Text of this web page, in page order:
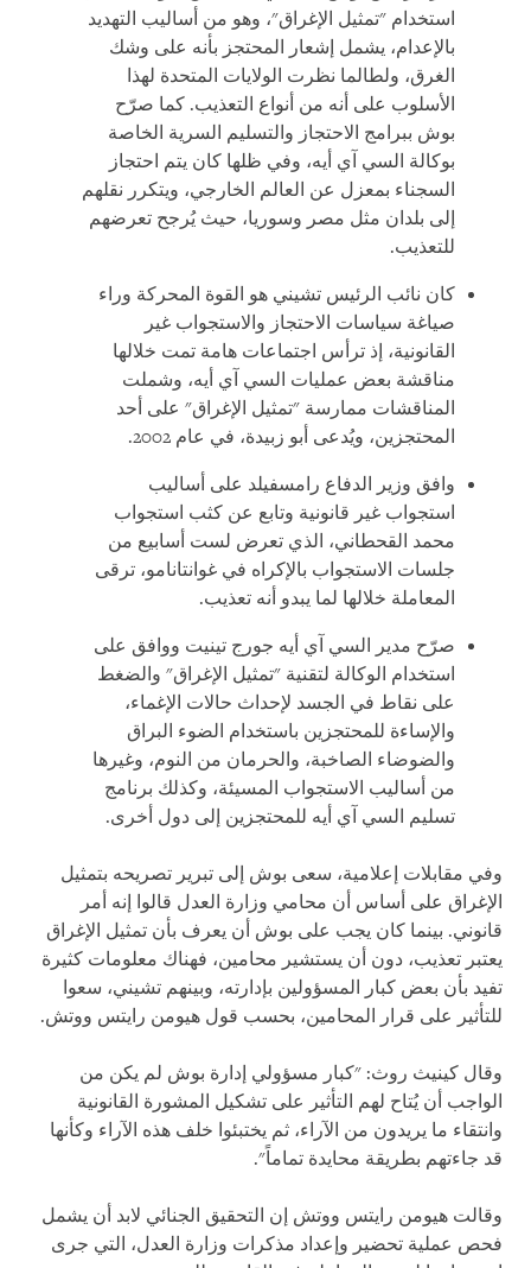
استخدام "تمثيل الإغراق"، وهو من أساليب التهديد
بالإعدام، يشمل إشعار المحتجز بأنه على وشك
الغرق، ولطالما نظرت الولايات المتحدة لهذا
الأسلوب على أنه من أنواع التعذيب. كما صرّح
بوش ببرامج الاحتجاز والتسليم السرية الخاصة
بوكالة السي آي أيه، وفي ظلها كان يتم احتجاز
السجناء بمعزل عن العالم الخارجي، ويتكرر نقلهم
إلى بلدان مثل مصر وسوريا، حيث يُرجح تعرضهم
للتعذيب.
كان نائب الرئيس تشيني هو القوة المحركة وراء
صياغة سياسات الاحتجاز والاستجواب غير
القانونية، إذ ترأس اجتماعات هامة تمت خلالها
مناقشة بعض عمليات السي آي أيه، وشملت
المناقشات ممارسة "تمثيل الإغراق" على أحد
المحتجزين، ويُدعى أبو زبيدة، في عام 2002.
وافق وزير الدفاع رامسفيلد على أساليب
استجواب غير قانونية وتابع عن كثب استجواب
محمد القحطاني، الذي تعرض لست أسابيع من
جلسات الاستجواب بالإكراه في غوانتانامو، ترقى
المعاملة خلالها لما يبدو أنه تعذيب.
صرّح مدير السي آي أيه جورج تينيت ووافق على
استخدام الوكالة لتقنية "تمثيل الإغراق" والضغط
على نقاط في الجسد لإحداث حالات الإغماء،
والإساءة للمحتجزين باستخدام الضوء البراق
والضوضاء الصاخبة، والحرمان من النوم، وغيرها
من أساليب الاستجواب المسيئة، وكذلك برنامج
تسليم السي آي أيه للمحتجزين إلى دول أخرى.
وفي مقابلات إعلامية، سعى بوش إلى تبرير تصريحه بتمثيل
الإغراق على أساس أن محامي وزارة العدل قالوا إنه أمر
قانوني. بينما كان يجب على بوش أن يعرف بأن تمثيل الإغراق
يعتبر تعذيب، دون أن يستشير محامين، فهناك معلومات كثيرة
تفيد بأن بعض كبار المسؤولين بإدارته، وبينهم تشيني، سعوا
للتأثير على قرار المحامين، بحسب قول هيومن رايتس ووتش.
وقال كينيث روث: "كبار مسؤولي إدارة بوش لم يكن من
الواجب أن يُتاح لهم التأثير على تشكيل المشورة القانونية
وانتقاء ما يريدون من الآراء، ثم يختبئوا خلف هذه الآراء وكأنها
قد جاءتهم بطريقة محايدة تماماً".
وقالت هيومن رايتس ووتش إن التحقيق الجنائي لابد أن يشمل
فحص عملية تحضير وإعداد مذكرات وزارة العدل، التي جرى